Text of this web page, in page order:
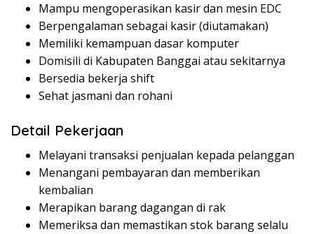
Mampu mengoperasikan kasir dan mesin EDC
Berpengalaman sebagai kasir (diutamakan)
Memiliki kemampuan dasar komputer
Domisili di Kabupaten Banggai atau sekitarnya
Bersedia bekerja shift
Sehat jasmani dan rohani
Detail Pekerjaan
Melayani transaksi penjualan kepada pelanggan
Menangani pembayaran dan memberikan
kembalian
Merapikan barang dagangan di rak
Memeriksa dan memastikan stok barang selalu